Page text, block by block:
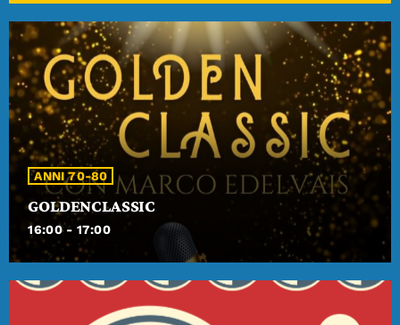
ROTAZIONE…
Canzoni di tutti i tempi
Su Radio Meano tutta la musica che vuoi.
close
ANNI 70-80
GOLDENCLASSIC
16:00 - 17:00